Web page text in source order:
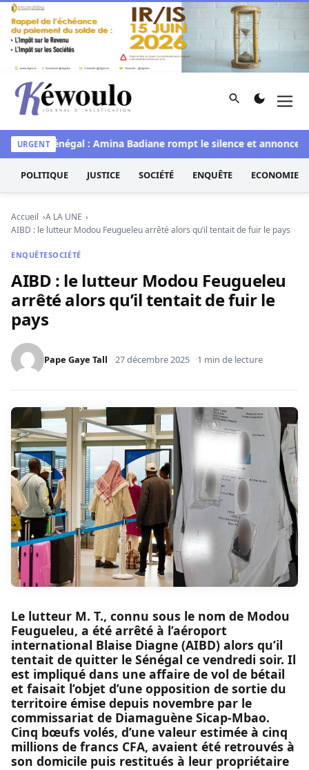
Aller au contenu
Kéwoulo, le premier site d'information et d'investigation
Rechercher
URGENT
Miss Sénégal : Amina Badiane rompt le silence et annonce
POLITIQUE JUSTICE SOCIÉTÉ ENQUÊTE ECONOMIE
Accueil
A LA UNE
AIBD : le lutteur Modou Feugueleu arrêté alors qu’il tentait de fuir le pays
ENQUÊTESOCIÉTÉ
AIBD : le lutteur Modou Feugueleu
arrêté alors qu’il tentait de fuir le
pays
Pape Gaye Tall 27 décembre 2025 1 min de lecture
Le lutteur M. T., connu sous le nom de Modou
Feugueleu, a été arrêté à l’aéroport
international Blaise Diagne (AIBD) alors qu’il
tentait de quitter le Sénégal ce vendredi soir. Il
est impliqué dans une affaire de vol de bétail
et faisait l’objet d’une opposition de sortie du
territoire émise depuis novembre par le
commissariat de Diamaguène Sicap-Mbao.
Cinq bœufs volés, d’une valeur estimée à cinq
millions de francs CFA, avaient été retrouvés à
son domicile puis restitués à leur propriétaire